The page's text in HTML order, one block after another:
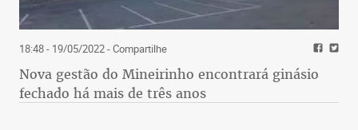
18:48 - 19/05/2022- Compartilhe
Nova gestão do Mineirinho encontrará ginásio
fechado há mais de três anos